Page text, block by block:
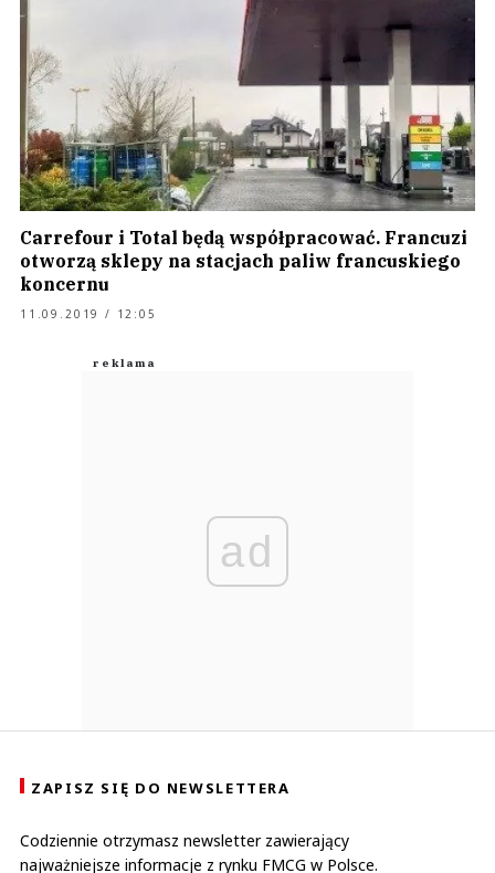
Carrefour i Total będą współpracować. Francuzi
otworzą sklepy na stacjach paliw francuskiego
koncernu
11.09.2019 / 12:05
ad
ZAPISZ SIĘ DO NEWSLETTERA
Codziennie otrzymasz newsletter zawierający
najważniejsze informacje z rynku FMCG w Polsce.